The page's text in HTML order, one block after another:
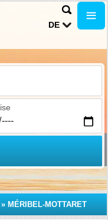
DE
» MÉRIBEL-MOTTARET